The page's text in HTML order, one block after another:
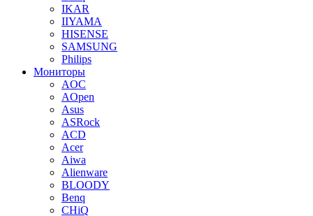
IKAR
IIYAMA
HISENSE
SAMSUNG
Philips
Мониторы
AOC
AOpen
Asus
ASRock
ACD
Acer
Aiwa
Alienware
BLOODY
Benq
CHiQ